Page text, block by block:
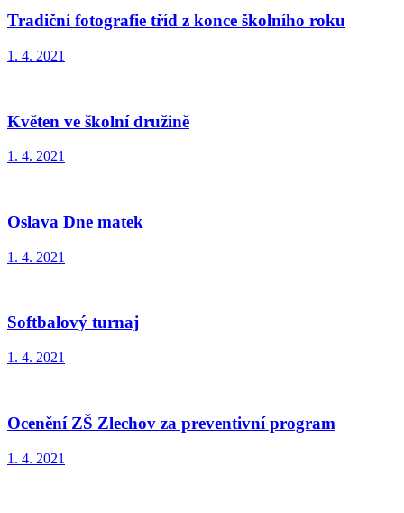
Tradiční fotografie tříd z konce školního roku
1. 4. 2021
Květen ve školní družině
1. 4. 2021
Oslava Dne matek
1. 4. 2021
Softbalový turnaj
1. 4. 2021
Ocenění ZŠ Zlechov za preventivní program
1. 4. 2021